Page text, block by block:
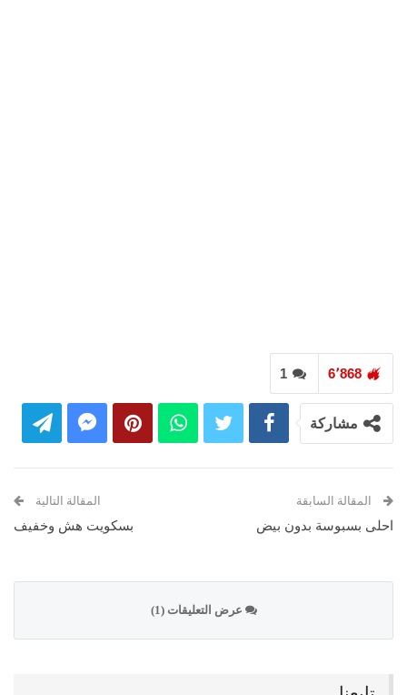
1 6٬868
مشاركة
المقالة السابقة
احلى بسبوسة بدون بيض
المقالة التالية
بسكويت هش وخفيف
عرض التعليقات (1)